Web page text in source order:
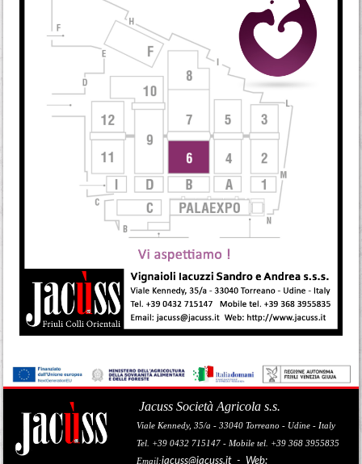
Jacuss Società Agricola s.s.
Viale Kennedy, 35/a - 33040 Torreano - Udine - Italy
Tel. +39 0432 715147 - Mobile tel. +39 368 3955835
Email:jacuss@jacuss.it - Web: